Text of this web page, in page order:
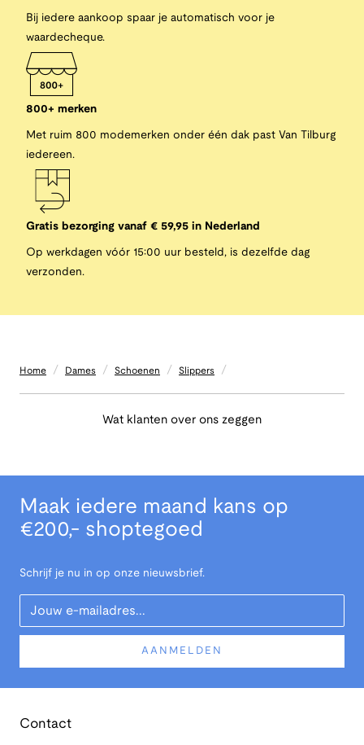
Bij iedere aankoop spaar je automatisch voor je
waardecheque.
800+ merken
Met ruim 800 modemerken onder één dak past Van Tilburg
iedereen.
Gratis bezorging vanaf € 59,95 in Nederland
Op werkdagen vóór 15:00 uur besteld, is dezelfde dag
verzonden.
Home / Dames / Schoenen / Slippers /
Wat klanten over ons zeggen
Maak iedere maand kans op
€200,- shoptegoed
Schrijf je nu in op onze nieuwsbrief.
Your Email
AANMELDEN
Contact